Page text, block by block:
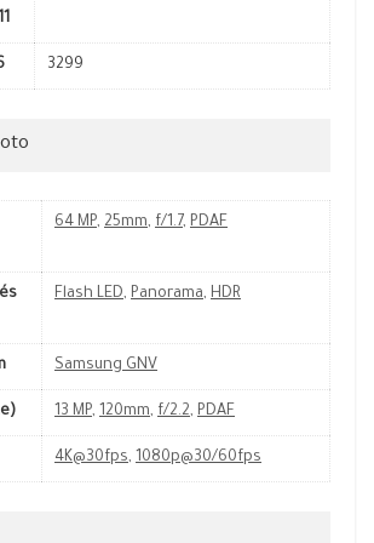
3299
64 MP, 25mm, f/1.7, PDAF
Flash LED, Panorama, HDR
Samsung GNV
13 MP, 120mm, f/2.2, PDAF
4K@30fps, 1080p@30/60fps